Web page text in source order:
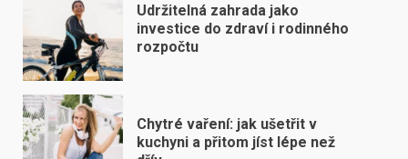
Udržitelná zahrada jako
investice do zdraví i rodinného
rozpočtu
Chytré vaření: jak ušetřit v
kuchyni a přitom jíst lépe než